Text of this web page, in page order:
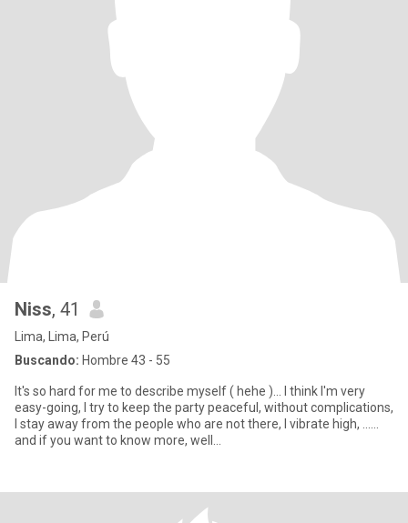
Niss, 41
Lima, Lima, Perú
Buscando: Hombre 43 - 55
It's so hard for me to describe myself ( hehe )... I think I'm very
easy-going, I try to keep the party peaceful, without complications,
I stay away from the people who are not there, I vibrate high, ......
and if you want to know more, well...